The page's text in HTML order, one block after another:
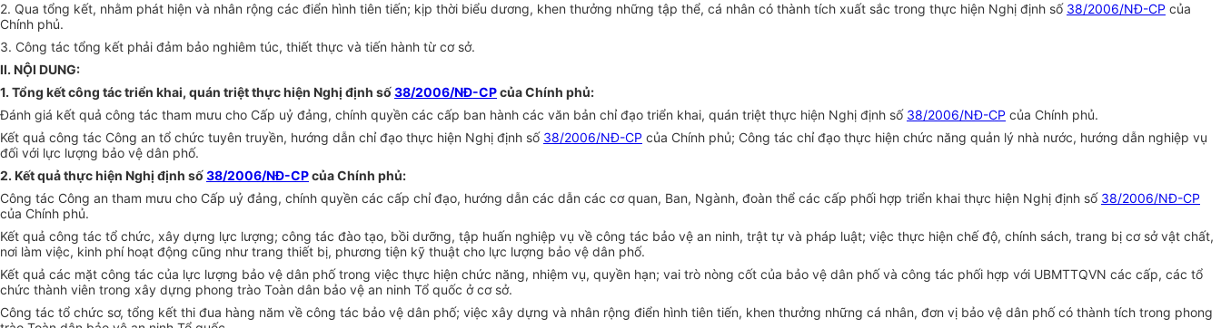
2. Qua tổng kết, nhằm phát hiện và nhân rộng các điển hình tiên tiến; kịp thời biểu dương, khen thưởng những tập thể, cá nhân có thành tích xuất sắc trong thực hiện Nghị định số 38/2006/NĐ-CP của
Chính phủ.
3. Công tác tổng kết phải đảm bảo nghiêm túc, thiết thực và tiến hành từ cơ sở.
II. NỘI DUNG:
1. Tổng kết công tác triển khai, quán triệt thực hiện Nghị định số38/2006/NĐ-CPcủa Chính phủ:
Đánh giá kết quả công tác tham mưu cho Cấp uỷ đảng, chính quyền các cấp ban hành các văn bản chỉ đạo triển khai, quán triệt thực hiện Nghị định số 38/2006/NĐ-CP của Chính phủ.
Kết quả công tác Công an tổ chức tuyên truyền, hướng dẫn chỉ đạo thực hiện Nghị định số 38/2006/NĐ-CP của Chính phủ; Công tác chỉ đạo thực hiện chức năng quản lý nhà nước, hướng dẫn nghiệp vụ
đối với lực lượng bảo vệ dân phố.
2. Kết quả thực hiện Nghị định số38/2006/NĐ-CPcủa Chính phủ:
Công tác Công an tham mưu cho Cấp uỷ đảng, chính quyền các cấp chỉ đạo, hướng dẫn các dẫn các cơ quan, Ban, Ngành, đoàn thể các cấp phối hợp triển khai thực hiện Nghị định số 38/2006/NĐ-CP
của Chính phủ.
Kết quả công tác tổ chức, xây dựng lực lượng; công tác đào tạo, bồi dưỡng, tập huấn nghiệp vụ về công tác bảo vệ an ninh, trật tự và pháp luật; việc thực hiện chế độ, chính sách, trang bị cơ sở vật chất,
nơi làm việc, kinh phí hoạt động cũng như trang thiết bị, phương tiện kỹ thuật cho lực lượng bảo vệ dân phố.
Kết quả các mặt công tác của lực lượng bảo vệ dân phố trong việc thực hiện chức năng, nhiệm vụ, quyền hạn; vai trò nòng cốt của bảo vệ dân phố và công tác phối hợp với UBMTTQVN các cấp, các tổ
chức thành viên trong xây dựng phong trào Toàn dân bảo vệ an ninh Tổ quốc ở cơ sở.
Công tác tổ chức sơ, tổng kết thi đua hàng năm về công tác bảo vệ dân phố; việc xây dựng và nhân rộng điển hình tiên tiến, khen thưởng những cá nhân, đơn vị bảo vệ dân phố có thành tích trong phong